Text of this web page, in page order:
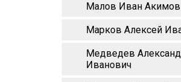
Малов Иван
Марков Алексей
Медведев
Иванович